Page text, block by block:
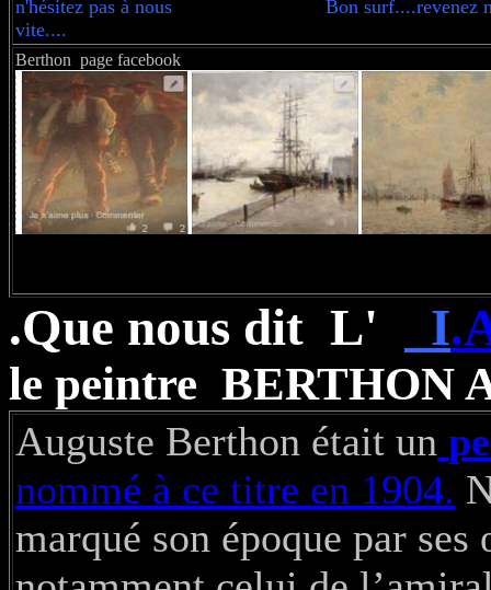
n'hésitez pas à nous Bon surf....revenez
vite....
Berthon page facebook
.Que nous dit L' I.
le peintre BERTHON
Auguste Berthon était un
nommé à ce titre en 1904.
marqué son époque par